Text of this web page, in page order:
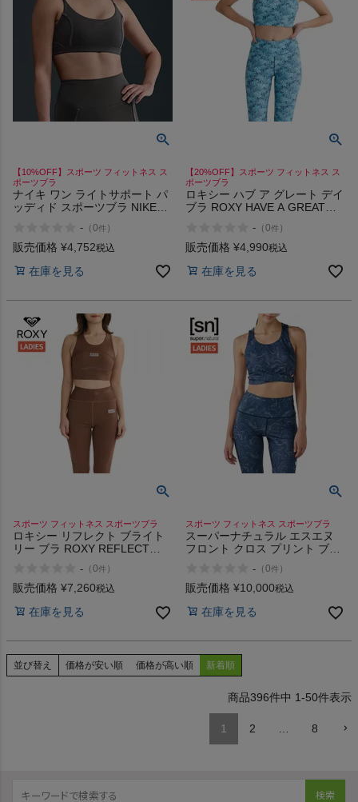
【10%OFF】スポーツ フィットネス ス
ポーツブラ
ナイキ ワン ライトサポート パ
ッディド スポーツブラ NIKE
- （0件 ）
販売価格 ¥4,752税込
在庫を見る
【20%OFF】スポーツ フィットネス ス
ポーツブラ
ロキシー ハブ ア グレート デイ
ブラ ROXY HAVE A GREAT
- （0件 ）
販売価格 ¥4,990税込
在庫を見る
スポーツ フィットネス スポーツブラ
ロキシー リフレクト ブライト
リー ブラ ROXY REFLECT
- （0件 ）
販売価格 ¥7,260税込
在庫を見る
スポーツ フィットネス スポーツブラ
スーパーナチュラル エスエヌ
フロント クロス プリント ブラ
Cross Print Bra Top
- （0件 ）
販売価格 ¥10,000税込
在庫を見る
並び替え 価格が安い順 価格が高い順 新着順
396件中 1-50件表示
1 2 … 8
検索